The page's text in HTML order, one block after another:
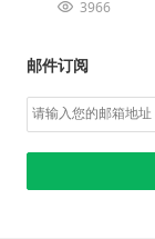
3966
邮件订阅